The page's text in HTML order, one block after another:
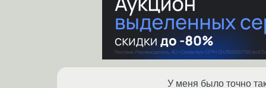
У меня было точно